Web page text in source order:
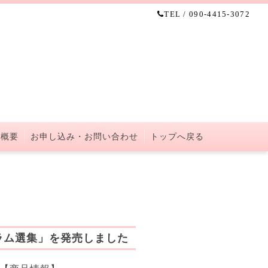
TEL / 090-4415-3072
要 お申し込み・お問い合わせ トップへ戻る
選集」を発売しました